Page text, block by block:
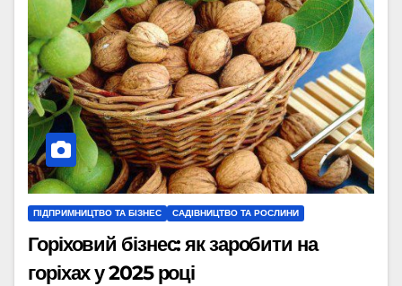
ПІДПРИМНИЦТВО ТА БІЗНЕС САДІВНИЦТВО ТА РОСЛИНИ
Горіховий бізнес: як заробити на
горіхах у 2025 році